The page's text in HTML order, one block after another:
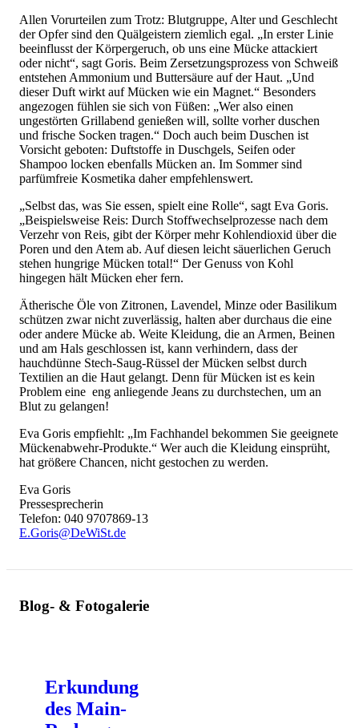
Allen Vorurteilen zum Trotz: Blutgruppe, Alter und Geschlecht
der Opfer sind den Quälgeistern ziemlich egal. „In erster Linie
beeinflusst der Körpergeruch, ob uns eine Mücke attackiert
oder nicht“, sagt Goris. Beim Zersetzungsprozess von Schweiß
entstehen Ammonium und Buttersäure auf der Haut. „Und
dieser Duft wirkt auf Mücken wie ein Magnet.“ Besonders
angezogen fühlen sie sich von Füßen: „Wer also einen
ungestörten Grillabend genießen will, sollte vorher duschen
und frische Socken tragen.“ Doch auch beim Duschen ist
Vorsicht geboten: Duftstoffe in Duschgels, Seifen oder
Shampoo locken ebenfalls Mücken an. Im Sommer sind
parfümfreie Kosmetika daher empfehlenswert.
„Selbst das, was Sie essen, spielt eine Rolle“, sagt Eva Goris.
„Beispielsweise Reis: Durch Stoffwechselprozesse nach dem
Verzehr von Reis, gibt der Körper mehr Kohlendioxid über die
Poren und den Atem ab. Auf diesen leicht säuerlichen Geruch
stehen hungrige Mücken total!“ Der Genuss von Kohl
hingegen hält Mücken eher fern.
Ätherische Öle von Zitronen, Lavendel, Minze oder Basilikum
schützen zwar nicht zuverlässig, halten aber durchaus die eine
oder andere Mücke ab. Weite Kleidung, die an Armen, Beinen
und am Hals geschlossen ist, kann verhindern, dass der
hauchdünne Stech-Saug-Rüssel der Mücken selbst durch
Textilien an die Haut gelangt. Denn für Mücken ist es kein
Problem eine eng anliegende Jeans zu durchstechen, um an
Blut zu gelangen!
Eva Goris empfiehlt: „Im Fachhandel bekommen Sie geeignete
Mückenabwehr-Produkte.“ Wer auch die Kleidung einsprüht,
hat größere Chancen, nicht gestochen zu werden.
Eva Goris
Pressesprecherin
Telefon: 040 9707869-13
E.Goris@DeWiSt.de
Blog- & Fotogalerie
Erkundung
des Main-